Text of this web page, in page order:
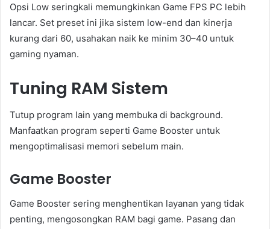
Opsi Low seringkali memungkinkan Game FPS PC lebih
lancar. Set preset ini jika sistem low-end dan kinerja
kurang dari 60, usahakan naik ke minim 30–40 untuk
gaming nyaman.
Tuning RAM Sistem
Tutup program lain yang membuka di background.
Manfaatkan program seperti Game Booster untuk
mengoptimalisasi memori sebelum main.
Game Booster
Game Booster sering menghentikan layanan yang tidak
penting, mengosongkan RAM bagi game. Pasang dan